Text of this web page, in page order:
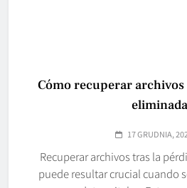
Cómo recuperar
eliminada
17 GRUDNIA,
Recuperar archivos tras la
puede resultar crucial cuando